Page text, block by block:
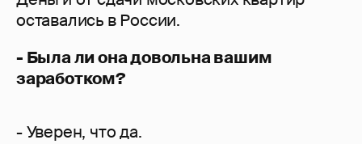
оставались в России.
- Была ли она довольна вашим
заработком?
- Уверен, что да.